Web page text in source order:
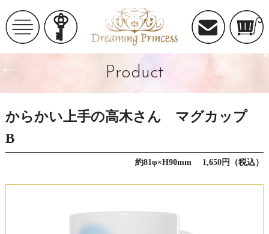
Product
からかい上手の高木さん マグカップ
B
約81φ×H90mm 1,650円（税込）